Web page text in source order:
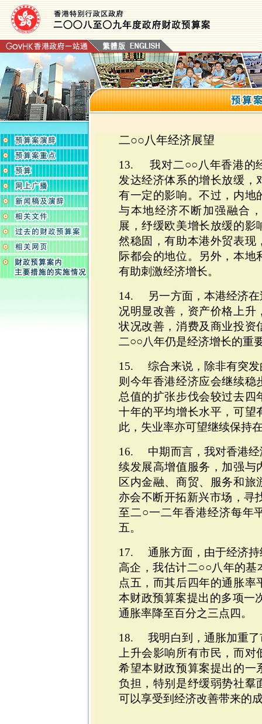
二○○八年经济展望
13. 我对二○○八年香港的
发达经济体系的增长放缓，
有一定的影响。不过，内地
与本地经济不断加强融合
展，纾缓欧美增长放缓的
然稳固，有助本港外贸表现
际都会的地位。另外，本
有助刺激经济增长。
14. 另一方面，本港经济在
况明显改善，资产价格上升
状况改善，消费及商业投资
二○○八年仍是经济增长的重
15. 综合来说，除非有突发
则今年香港经济应会继续
总值的扩张步伐会较过去四
十年的平均增长水平，可望
此，失业率亦可望继续保持
16. 中期而言，我对香港经
续发展高增值服务，加强与
区内金融、商贸、服务和
亦会不断开拓新兴市场，寻
至二○一二年香港经济每年
五。
17. 通胀方面，由于经济持
高企，我估计二○○八年的
点五，而其后四年的通胀
本财政预算案提出的多项一
通胀率降至百分之三点四。
18. 我明白到，通胀加重了
上升会影响所有市民，而
希望本财政预算案提出的一
负担，特别是纾缓弱势社羣
可以享受到经济改善带来的